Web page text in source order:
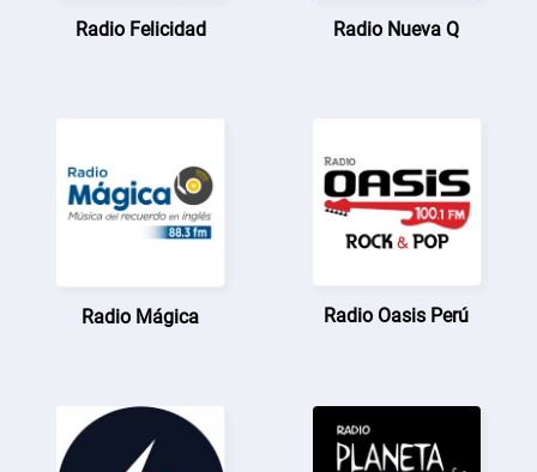
Radio Felicidad Radio Nueva Q
Radio Mágica Radio Oasis Perú